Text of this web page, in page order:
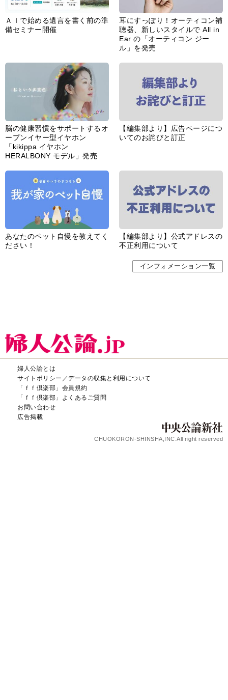
ＡＩで始める遺言を書く前の準
備セミナー開催
耳にすっぽり！オーティコン補
聴器、新しいスタイルで All in
Ear の「オーティコン ジー
ル」を発売
脳の健康習慣をサポートするオ
ープンイヤー型イヤホン
「kikippa イヤホン
HERALBONY モデル」発売
【編集部より】広告ページにつ
いてのお詫びと訂正
あなたのペット自慢を教えてく
ださい！
【編集部より】公式アドレスの
不正利用について
インフォメーション一覧
婦人公論とは
サイトポリシー／データの収集と利用について
「ｆｆ倶楽部」会員規約
「ｆｆ倶楽部」よくあるご質問
お問い合わせ
広告掲載
CHUOKORON-SHINSHA,INC.All right reserved